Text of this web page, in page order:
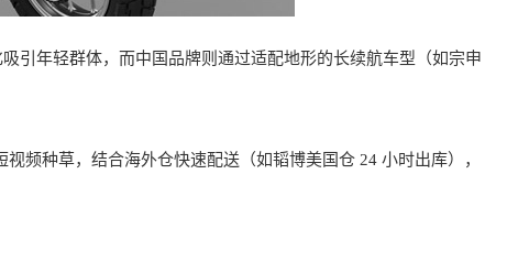
引年轻群体，而中国品牌则通过适配地形的长续航车型（如宗申
频种草，结合海外仓快速配送（如韬博美国仓 24 小时出库），